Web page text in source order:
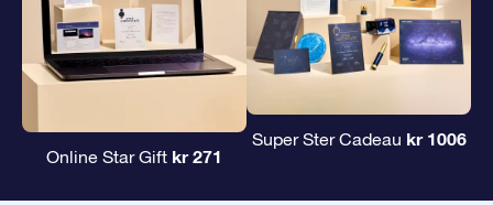
Online Star Gift kr 271
Super Ster Cadeau kr 1006